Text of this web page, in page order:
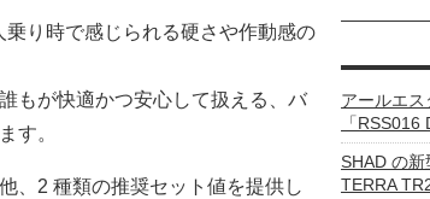
り時で感じられる硬さや作動感の
もが快適かつ安心して扱える、バ
す。
、2 種類の推奨セット値を提供し
アールエ
「RSS016
SHAD の
TERRA